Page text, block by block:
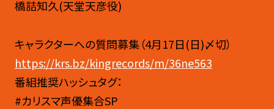
橋詰知久(天堂天彦役)
キャラクターへの質問募集（4月17日(日)〆切）
https://krs.bz/kingrecords/m/36ne563
番組推奨ハッシュタグ：
#カリスマ声優集合SP